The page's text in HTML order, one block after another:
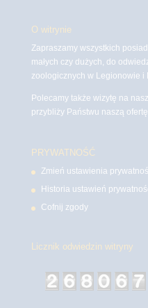
O witrynie
Zapraszamy wszystkich
małych czy dużych, do
zoologicznych w Legionowie i
Polecamy także wizytę na
przybliży Państwu naszą
PRYWATNOŚĆ
Zmień ustawienia
Historia ustawień
Cofnij zgody
Licznik odwiedzin witryny